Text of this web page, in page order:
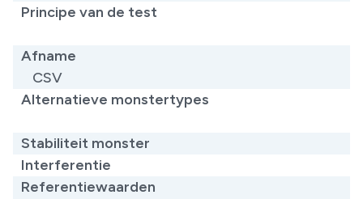
Principe van de test
Afname
CSV
Alternatieve monstertypes
Stabiliteit monster
Interferentie
Referentiewaarden